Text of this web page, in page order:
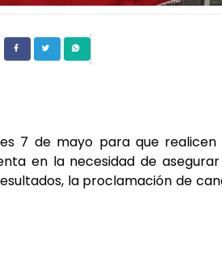
7 de mayo para que realicen
en la necesidad de
la proclamación de